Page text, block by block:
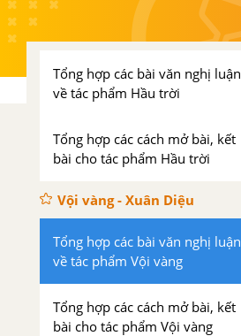
Hầu Trời - Tản Đà
Tổng hợp các bài văn nghị luận
về tác phẩm Hầu trời
Tổng hợp các cách mở bài, kết
bài cho tác phẩm Hầu trời
Vội vàng - Xuân Diệu
Tổng hợp các bài văn nghị luận
về tác phẩm Vội vàng
Tổng hợp các cách mở bài, kết
bài cho tác phẩm Vội vàng